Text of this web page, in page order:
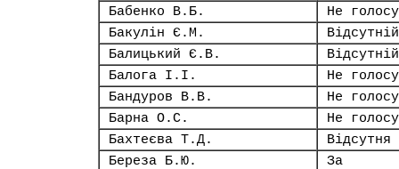
Бабенко В.Б.
Не
Бакулін Є.М.
Відсутній
Балицький Є.В.
Відсутній
Балога І.І.
Не
Бандуров В.В.
Не
Барна О.С.
Не
Бахтеєва Т.Д.
Відсутня
Береза Б.Ю.
За